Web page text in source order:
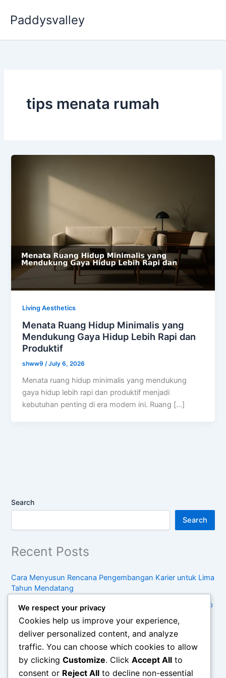
Paddysvalley
tips menata rumah
Living Aesthetics
Menata Ruang Hidup Minimalis yang
Mendukung Gaya Hidup Lebih Rapi dan
Produktif
shww9/July 6, 2026
Menata ruang hidup minimalis yang mendukung
gaya hidup lebih rapi dan produktif menjadi
kebutuhan penting di era modern ini. Ruang […]
Search
Search
Recent Posts
Cara Menyusun Rencana Pengembangan Karier untuk Lima
Tahun Mendatang
Kebiasaan Sederhana untuk Menjaga Keseimbangan Hidup
di Tengah Kesibukan
Pentingnya Konsumsi Sadar dalam Menghadapi Tren
Belanja Modern
Cara Mengelola Waktu Antara Pekerjaan, Keluarga, dan
Waktu Pribadi secara Efektif
We respect your privacy
Cookies help us improve your experience,
deliver personalized content, and analyze
traffic. You can choose which cookies to allow
by clicking Customize. Click Accept All to
consent or Reject All to decline non-essential